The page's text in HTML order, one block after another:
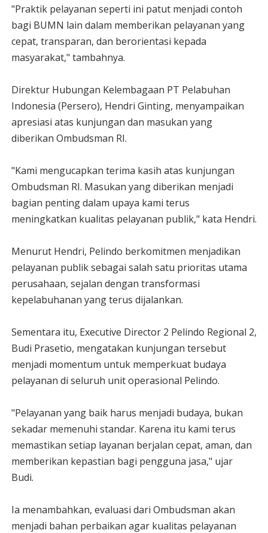
"Praktik pelayanan seperti ini patut menjadi contoh
bagi BUMN lain dalam memberikan pelayanan yang
cepat, transparan, dan berorientasi kepada
masyarakat," tambahnya.
Direktur Hubungan Kelembagaan PT Pelabuhan
Indonesia (Persero), Hendri Ginting, menyampaikan
apresiasi atas kunjungan dan masukan yang
diberikan Ombudsman RI.
"Kami mengucapkan terima kasih atas kunjungan
Ombudsman RI. Masukan yang diberikan menjadi
bagian penting dalam upaya kami terus
meningkatkan kualitas pelayanan publik," kata Hendri.
Menurut Hendri, Pelindo berkomitmen menjadikan
pelayanan publik sebagai salah satu prioritas utama
perusahaan, sejalan dengan transformasi
kepelabuhanan yang terus dijalankan.
Sementara itu, Executive Director 2 Pelindo Regional 2,
Budi Prasetio, mengatakan kunjungan tersebut
menjadi momentum untuk memperkuat budaya
pelayanan di seluruh unit operasional Pelindo.
"Pelayanan yang baik harus menjadi budaya, bukan
sekadar memenuhi standar. Karena itu kami terus
memastikan setiap layanan berjalan cepat, aman, dan
memberikan kepastian bagi pengguna jasa," ujar
Budi.
Ia menambahkan, evaluasi dari Ombudsman akan
menjadi bahan perbaikan agar kualitas pelayanan